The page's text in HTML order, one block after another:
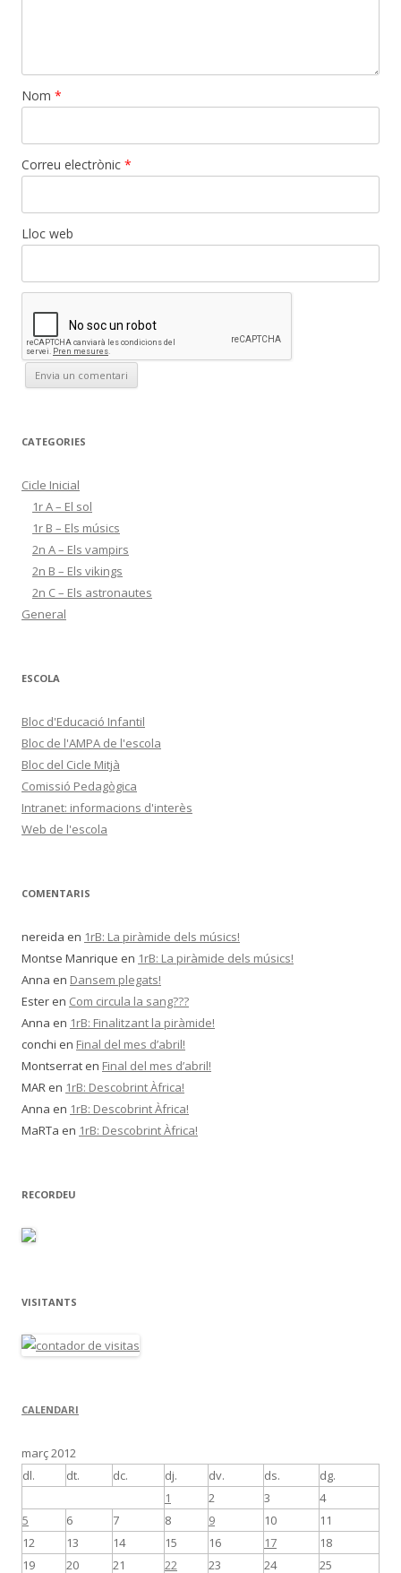
Nom *
Correu electrònic *
Lloc web
CATEGORIES
Cicle Inicial
1r A – El sol
1r B – Els músics
2n A – Els vampirs
2n B – Els vikings
2n C – Els astronautes
General
ESCOLA
Bloc d'Educació Infantil
Bloc de l'AMPA de l'escola
Bloc del Cicle Mitjà
Comissió Pedagògica
Intranet: informacions d'interès
Web de l'escola
COMENTARIS
nereida en 1rB: La piràmide dels músics!
Montse Manrique en 1rB: La piràmide dels músics!
Anna en Dansem plegats!
Ester en Com circula la sang???
Anna en 1rB: Finalitzant la piràmide!
conchi en Final del mes d’abril!
Montserrat en Final del mes d’abril!
MAR en 1rB: Descobrint Àfrica!
Anna en 1rB: Descobrint Àfrica!
MaRTa en 1rB: Descobrint Àfrica!
RECORDEU
VISITANTS
CALENDARI
març 2012
dl.
dt. dc. dj. dv. ds.
dg.
1
2 3
4
5
6 7 8 9 10
11
12
13 14 15 16 17
18
19
20 21 22 23 24 25